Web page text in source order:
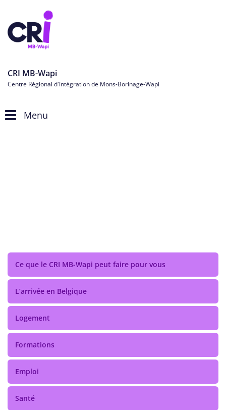
CRI MB-Wapi
Centre Régional d'Intégration de Mons-Borinage-Wapi
ToggleMenu
Ce que le CRI MB-Wapi peut faire pour vous
L’arrivée en Belgique
Logement
Formations
Emploi
Santé